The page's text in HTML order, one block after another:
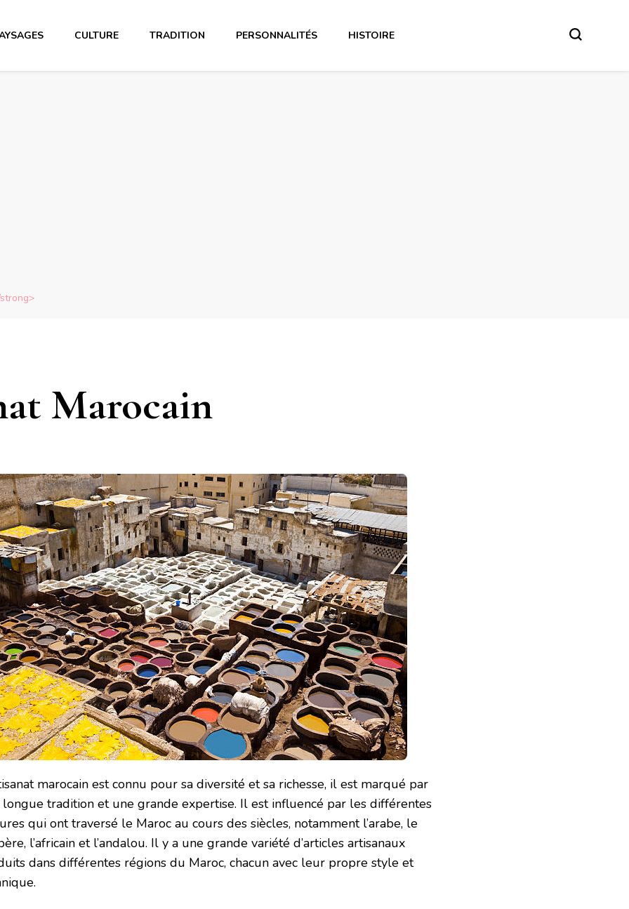
CULTURE TRADITION PERSONNALITÉS HISTOIRE
Marocain
marocain est connu pour sa diversité et sa richesse, il est marqué par
longue tradition et une grande expertise. Il est influencé par les différentes
qui ont traversé le Maroc au cours des siècles, notamment l’arabe, le
l’africain et l’andalou. Il y a une grande variété d’articles artisanaux
dans différentes régions du Maroc, chacun avec leur propre style et